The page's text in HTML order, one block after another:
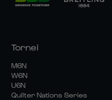
Tornei
M6N
W6N
U6N
Quilter Nations Series